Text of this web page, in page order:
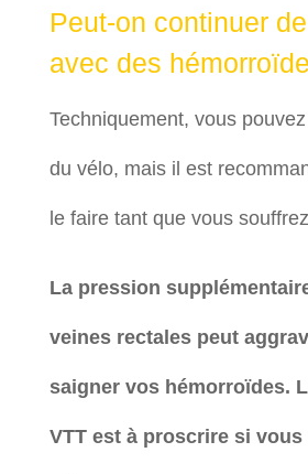
Peut-on continuer
avec des
Techniquement, vous
du vélo, mais il est
le faire tant que vous
La pression
veines rectales peut
saigner vos hémorroïdes.
VTT est à proscrire si vous